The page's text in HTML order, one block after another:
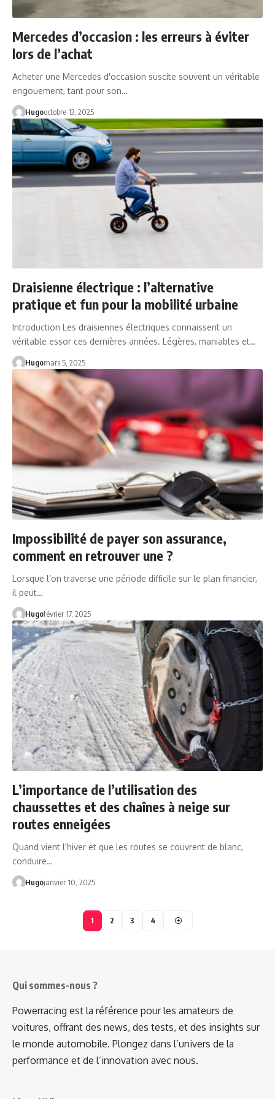
Mercedes d’occasion : les erreurs à éviter
lors de l’achat
Acheter une Mercedes d'occasion suscite souvent un véritable
engouement, tant pour son…
Hugooctobre 13, 2025
Draisienne électrique : l’alternative
pratique et fun pour la mobilité urbaine
Introduction Les draisiennes électriques connaissent un
véritable essor ces dernières années. Légères, maniables et…
Hugomars 5, 2025
Impossibilité de payer son assurance,
comment en retrouver une ?
Lorsque l’on traverse une période difficile sur le plan financier,
il peut…
Hugofévrier 17, 2025
L’importance de l’utilisation des
chaussettes et des chaînes à neige sur
routes enneigées
Quand vient l'hiver et que les routes se couvrent de blanc,
conduire…
Hugojanvier 10, 2025
1 2 3 4
Qui sommes-nous ?
Powerracing est la référence pour les amateurs de
voitures, offrant des news, des tests, et des insights sur
le monde automobile. Plongez dans l’univers de la
performance et de l’innovation avec nous.